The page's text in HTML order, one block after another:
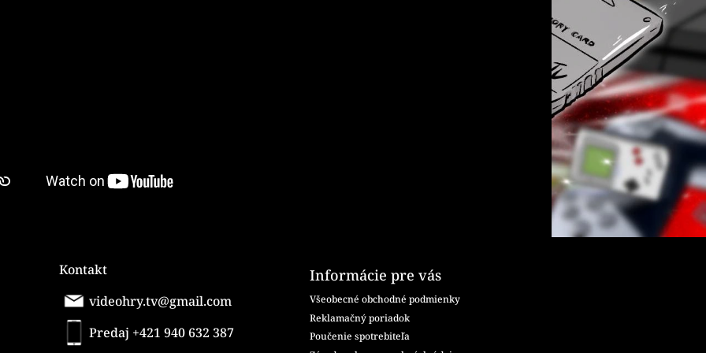
Kontakt
videohry.tv@gmail.com
Predaj +421 940 632 387
Informácie pre vás
Všeobecné obchodné podmienky
Reklamačný poriadok
Poučenie spotrebiteľa